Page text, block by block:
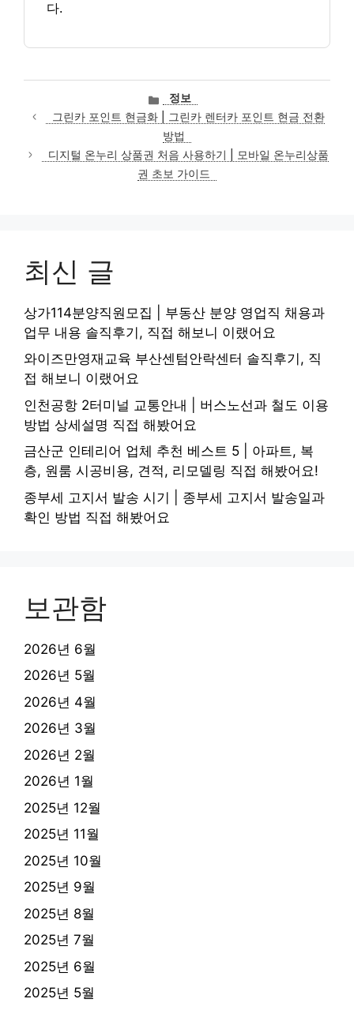
다.
카
테
고
리
정보
그린카 포인트 현금화 | 그린카 렌터카 포인트 현금 전환
방법
디지털 온누리 상품권 처음 사용하기 | 모바일 온누리상품
권 초보 가이드
최신 글
상가114분양직원모집 | 부동산 분양 영업직 채용과
업무 내용 솔직후기, 직접 해보니 이랬어요
와이즈만영재교육 부산센텀안락센터 솔직후기, 직
접 해보니 이랬어요
인천공항 2터미널 교통안내 | 버스노선과 철도 이용
방법 상세설명 직접 해봤어요
금산군 인테리어 업체 추천 베스트 5 | 아파트, 복
층, 원룸 시공비용, 견적, 리모델링 직접 해봤어요!
종부세 고지서 발송 시기 | 종부세 고지서 발송일과
확인 방법 직접 해봤어요
보관함
2026년 6월
2026년 5월
2026년 4월
2026년 3월
2026년 2월
2026년 1월
2025년 12월
2025년 11월
2025년 10월
2025년 9월
2025년 8월
2025년 7월
2025년 6월
2025년 5월